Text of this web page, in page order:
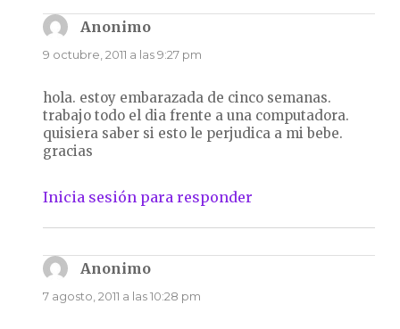
Anonimodice:
9 octubre, 2011 a las 9:27 pm
hola. estoy embarazada de cinco semanas.
trabajo todo el dia frente a una computadora.
quisiera saber si esto le perjudica a mi bebe.
gracias
Inicia sesión para responder
Anonimodice:
7 agosto, 2011 a las 10:28 pm